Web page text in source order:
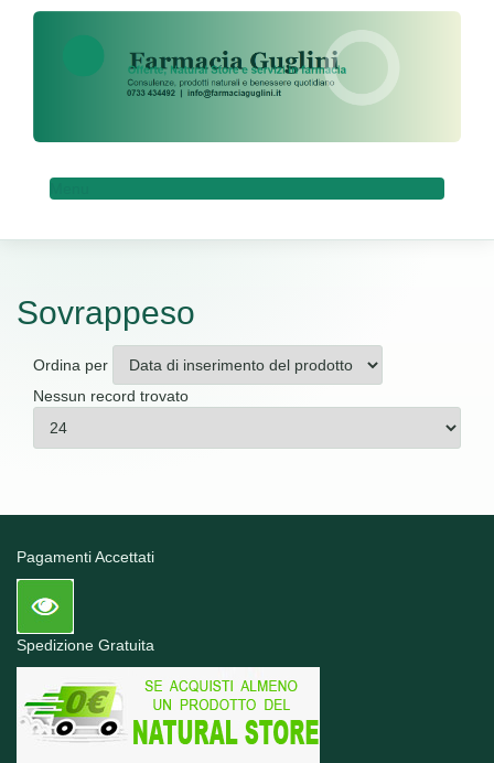
Sovrappeso
Ordina per
Nessun record trovato
Pagamenti Accettati
Spedizione Gratuita